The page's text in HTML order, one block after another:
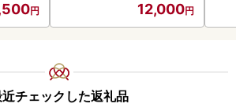
12,000
チェックした返礼品